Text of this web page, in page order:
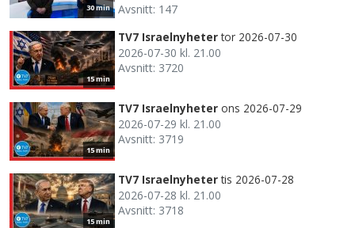
30 min
Avsnitt: 147
15 min
TV7 Israelnyheter tor 2026-07-30
2026-07-30 kl. 21.00
Avsnitt: 3720
15 min
TV7 Israelnyheter ons 2026-07-29
2026-07-29 kl. 21.00
Avsnitt: 3719
15 min
TV7 Israelnyheter tis 2026-07-28
2026-07-28 kl. 21.00
Avsnitt: 3718